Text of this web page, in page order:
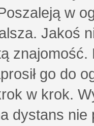
w
Jakoś
go do
w krok.
dystans